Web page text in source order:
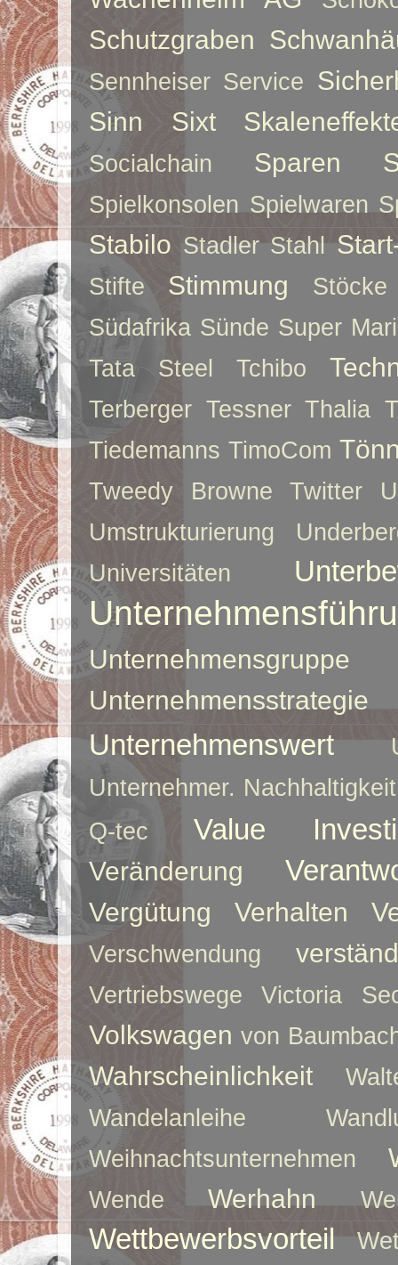
Schutzgraben
Sennheiser Service
Sinn
Sixt
Socialchain Sparen
Spielkonsolen Spielwaren
Stabilo Stadler Stahl
Stifte Stimmung
Stöcke
Südafrika Sünde Super
Tata Steel
Tchibo
Terberger Tessner Thalia
Tiedemanns TimoCom
Tweedy Browne Twitter
Umstrukturierung
Universitäten
Unternehmensgruppe
Unternehmensstrategie
Unternehmenswert
Unternehmer. Nachhaltigkeit
Q-tec
Value
Veränderung
Vergütung Verhalten
Verschwendung
Vertriebswege Victoria
Volkswagen von
Wahrscheinlichkeit
Wandelanleihe
Weihnachtsunternehmen
Wende Werhahn
Wettbewerbsvorteil